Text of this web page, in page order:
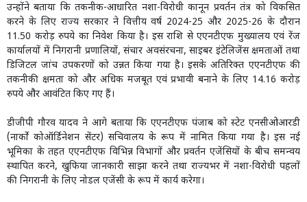
उन्होंने बताया कि तकनीक-आधारित नशा-विरोधी कानून प्रवर्तन तंत्र को विकसित
करने के लिए राज्य सरकार ने वित्तीय वर्ष 2024-25 और 2025-26 के दौरान
11.50 करोड़ रुपये का निवेश किया है। इस राशि से एएनटीएफ मुख्यालय एवं रेंज
कार्यालयों में निगरानी प्रणालियों, संचार अवसंरचना, साइबर इंटेलिजेंस क्षमताओं तथा
डिजिटल जांच उपकरणों को उन्नत किया गया है। इसके अतिरिक्त एएनटीएफ की
तकनीकी क्षमता को और अधिक मजबूत एवं प्रभावी बनाने के लिए 14.16 करोड़
रुपये और आवंटित किए गए हैं।
डीजीपी गौरव यादव ने आगे बताया कि एएनटीएफ पंजाब को स्टेट एनसीओआरडी
(नार्को कोऑर्डिनेशन सेंटर) सचिवालय के रूप में नामित किया गया है। इस नई
भूमिका के तहत एएनटीएफ विभिन्न विभागों और प्रवर्तन एजेंसियों के बीच समन्वय
स्थापित करने, खुफिया जानकारी साझा करने तथा राज्यभर में नशा-विरोधी पहलों
की निगरानी के लिए नोडल एजेंसी के रूप में कार्य करेगा।